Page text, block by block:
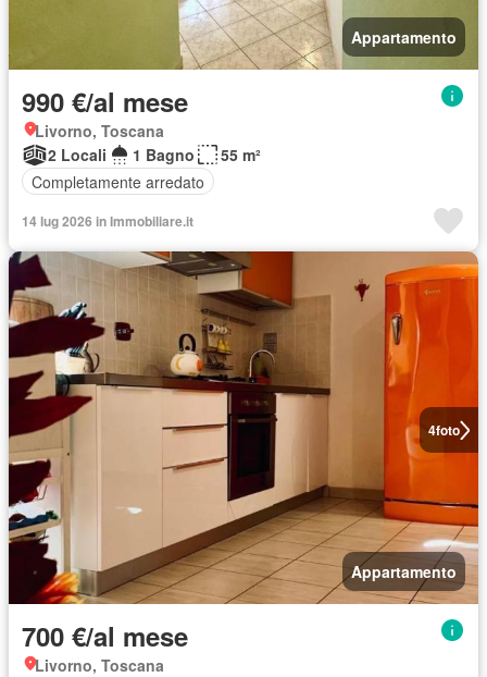
Appartamento
990 €/al mese
Livorno, Toscana
2 Locali
1 Bagno
55 m²
Completamente arredato
14 lug 2026 in Immobiliare.it
4foto
Appartamento
700 €/al mese
Livorno, Toscana